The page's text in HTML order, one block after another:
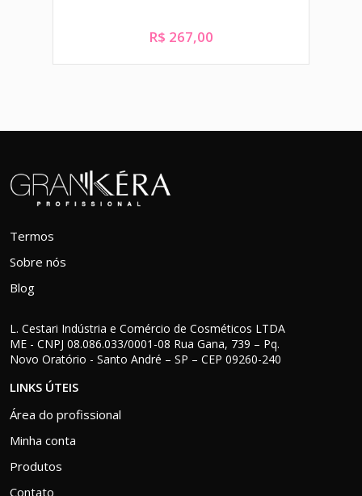
R$ 267,00
Termos
Sobre nós
Blog
L. Cestari Indústria e Comércio de Cosméticos LTDA
ME - CNPJ 08.086.033/0001-08 Rua Gana, 739 – Pq.
Novo Oratório - Santo André – SP – CEP 09260-240
LINKS ÚTEIS
Área do profissional
Minha conta
Produtos
Contato